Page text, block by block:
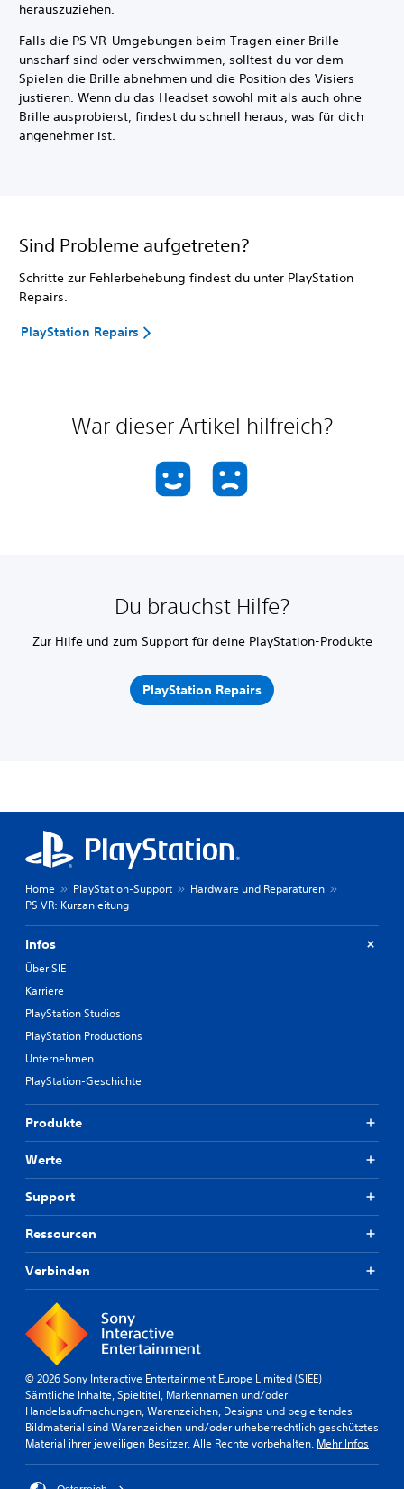
herauszuziehen.
Falls die PS VR-Umgebungen beim Tragen einer Brille
unscharf sind oder verschwimmen, solltest du vor dem
Spielen die Brille abnehmen und die Position des Visiers
justieren. Wenn du das Headset sowohl mit als auch ohne
Brille ausprobierst, findest du schnell heraus, was für dich
angenehmer ist.
Sind Probleme aufgetreten?
Schritte zur Fehlerbehebung findest du unter PlayStation
Repairs.
PlayStation Repairs
War dieser Artikel hilfreich?
Du brauchst Hilfe?
Zur Hilfe und zum Support für deine PlayStation-Produkte
PlayStation Repairs
Home PlayStation-Support
Hardware und Reparaturen
PS VR: Kurzanleitung
Infos
Über SIE
Karriere
PlayStation Studios
PlayStation Productions
Unternehmen
PlayStation-Geschichte
Produkte
Werte
Support
Ressourcen
Verbinden
© 2026 Sony Interactive Entertainment Europe Limited (SIEE)
Sämtliche Inhalte, Spieltitel, Markennamen und/oder
Handelsaufmachungen, Warenzeichen, Designs und begleitendes
Bildmaterial sind Warenzeichen und/oder urheberrechtlich geschütztes
Material ihrer jeweiligen Besitzer. Alle Rechte vorbehalten. Mehr Infos